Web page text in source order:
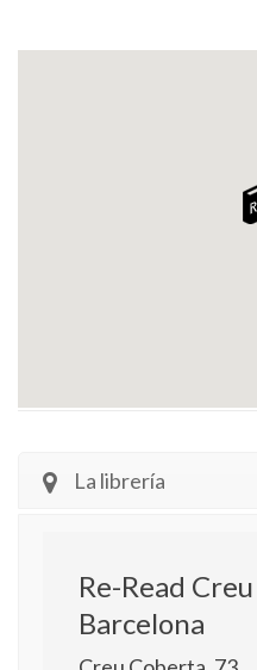
La librería
Re-Read
Barcelona